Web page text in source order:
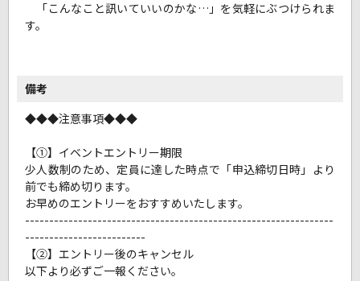
「こんなこと訊いていいのかな…」を気軽にぶつけられま
す。
備考
◆◆◆注意事項◆◆◆
【①】イベントエントリー期限
少人数制のため、定員に達した時点で「申込締切日時」より
前でも締め切ります。
お早めのエントリーをおすすめいたします。
----------------------------------------------------------------
-------------------------
【②】エントリー後のキャンセル
以下より必ずご一報ください。